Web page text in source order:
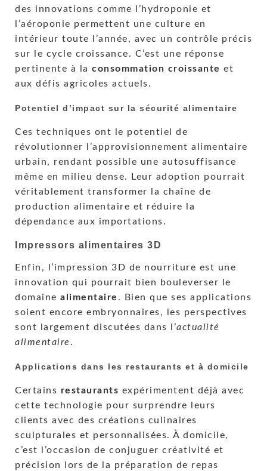
des innovations comme l’hydroponie et
l’aéroponie permettent une culture en
intérieur toute l’année, avec un contrôle précis
sur le cycle croissance. C’est une réponse
pertinente à la consommation croissante et
aux défis agricoles actuels.
Potentiel d’impact sur la sécurité alimentaire
Ces techniques ont le potentiel de
révolutionner l’approvisionnement alimentaire
urbain, rendant possible une autosuffisance
même en milieu dense. Leur adoption pourrait
véritablement transformer la chaîne de
production alimentaire et réduire la
dépendance aux importations.
Impressors alimentaires 3D
Enfin, l’impression 3D de nourriture est une
innovation qui pourrait bien bouleverser le
domaine alimentaire . Bien que ses applications
soient encore embryonnaires, les perspectives
sont largement discutées dans l’actualité
alimentaire .
Applications dans les restaurants et à domicile
Certains restaurants expérimentent déjà avec
cette technologie pour surprendre leurs
clients avec des créations culinaires
sculpturales et personnalisées. À domicile,
c’est l’occasion de conjuguer créativité et
précision lors de la préparation de repas